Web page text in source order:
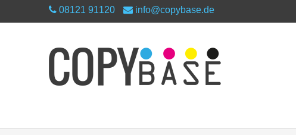
08121 91120 info@copybase.de